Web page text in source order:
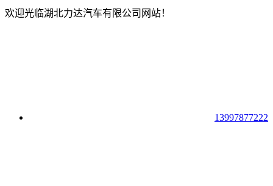
欢迎光临湖北力达汽车有限公司网站！
13997877222